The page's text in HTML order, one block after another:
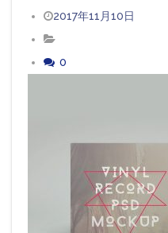
2017年11月10日
0